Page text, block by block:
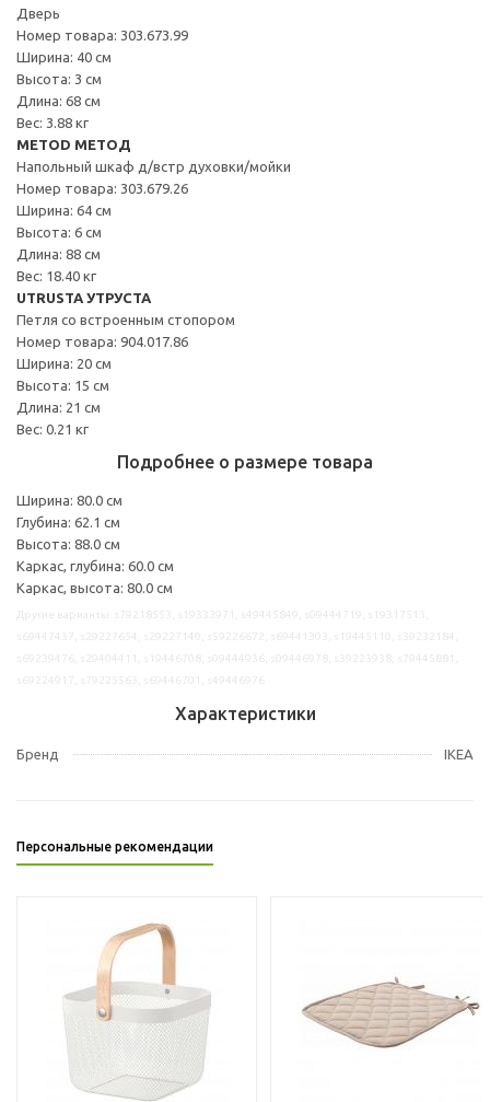
Дверь
Номер товара: 303.673.99
Ширина: 40 см
Высота: 3 см
Длина: 68 см
Вес: 3.88 кг
METOD МЕТОД
Напольный шкаф д/встр духовки/мойки
Номер товара: 303.679.26
Ширина: 64 см
Высота: 6 см
Длина: 88 см
Вес: 18.40 кг
UTRUSTA УТРУСТА
Петля со встроенным стопором
Номер товара: 904.017.86
Ширина: 20 см
Высота: 15 см
Длина: 21 см
Вес: 0.21 кг
Подробнее о размере товара
Ширина: 80.0 см
Глубина: 62.1 см
Высота: 88.0 см
Каркас, глубина: 60.0 см
Каркас, высота: 80.0 см
Характеристики
Бренд IKEA
Персональные рекомендации